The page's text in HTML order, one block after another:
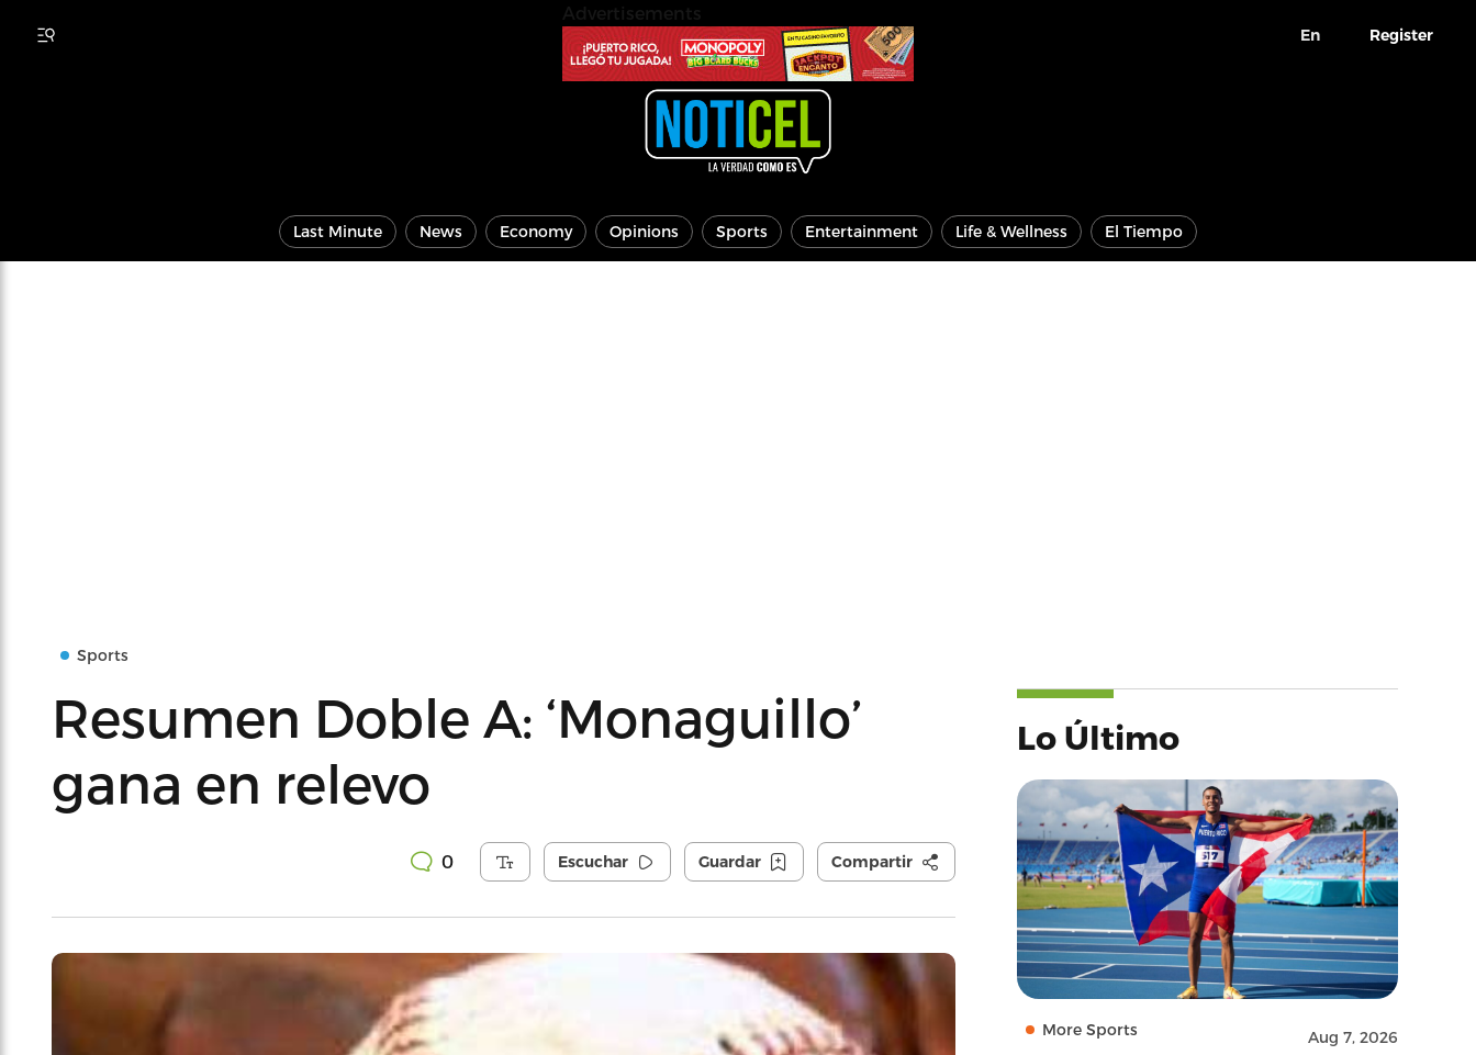
En Register
Last Minute News Economy Opinions Sports Entertainment Life & Wellness El Tiempo
Sports
Resumen Doble A: ‘Monaguillo’
gana en relevo
0 Escuchar Guardar Compartir
Lo Último
More Sports Aug 7, 2026